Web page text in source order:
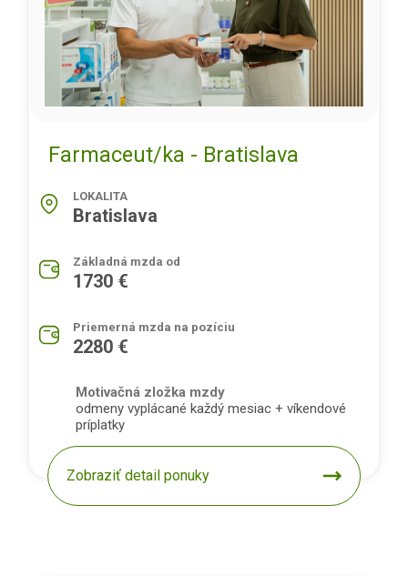
Farmaceut/ka - Bratislava
LOKALITA
Bratislava
Základná mzda od
1730 €
Priemerná mzda na pozíciu
2280 €
Motivačná zložka mzdy
odmeny vyplácané každý mesiac + víkendové
príplatky
Zobraziť detail ponuky